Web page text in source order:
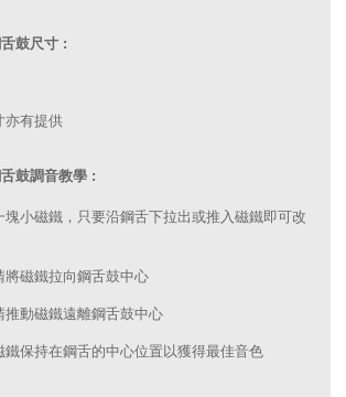
鼓尺寸 :
亦有提供
鼓調音教學 :
塊小磁鐵，只要沿鋼舌下拉出或推入磁鐵即可改
將磁鐵拉向鋼舌鼓中心
推動磁鐵遠離鋼舌鼓中心
鐵保持在鋼舌的中心位置以獲得最佳音色